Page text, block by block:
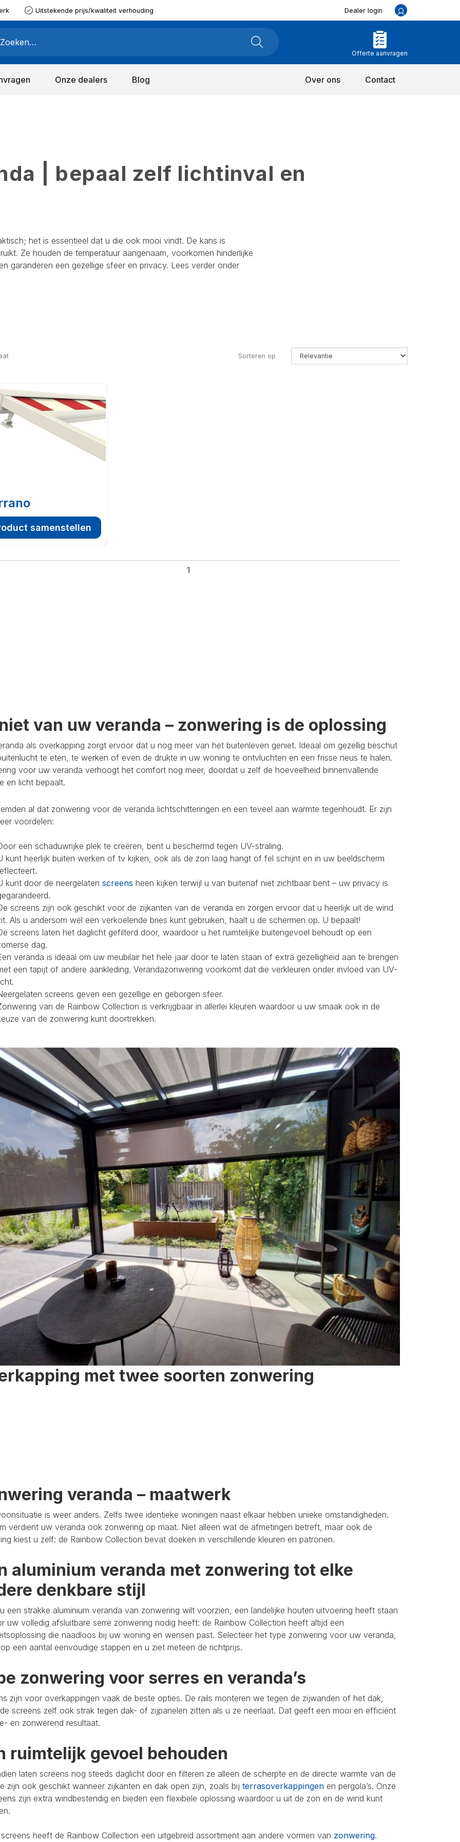
Uitstekende prijs/kwaliteit verhouding Dealer login
Offerte aanvragen
Onze dealers Blog Over ons Contact
| bepaal zelf lichtinval en
het is essentieel dat u die ook mooi vindt. De kans is
Ze houden de temperatuur aangenaam, voorkomen hinderlijke
garanderen een gezellige sfeer en privacy. Lees verder onder
Sorteren op
samenstellen
1
van uw veranda – zonwering is de oplossing
als overkapping zorgt ervoor dat u nog meer van het buitenleven geniet. Ideaal om gezellig beschut
te eten, te werken of even de drukte in uw woning te ontvluchten en een frisse neus te halen.
voor uw veranda verhoogt het comfort nog meer, doordat u zelf de hoeveelheid binnenvallende
en licht bepaalt.
al dat zonwering voor de veranda lichtschitteringen en een teveel aan warmte tegenhoudt. Er zijn
voordelen:
een schaduwrijke plek te creëren, bent u beschermd tegen UV-straling.
kunt heerlijk buiten werken of tv kijken, ook als de zon laag hangt of fel schijnt en in uw beeldscherm
kunt door de neergelaten screens heen kijken terwijl u van buitenaf niet zichtbaar bent – uw privacy is
screens zijn ook geschikt voor de zijkanten van de veranda en zorgen ervoor dat u heerlijk uit de wind
Als u andersom wel een verkoelende bries kunt gebruiken, haalt u de schermen op. U bepaalt!
screens laten het daglicht gefilterd door, waardoor u het ruimtelijke buitengevoel behoudt op een
dag.
veranda is ideaal om uw meubilair het hele jaar door te laten staan of extra gezelligheid aan te brengen
een tapijt of andere aankleding. Verandazonwering voorkomt dat die verkleuren onder invloed van UV-
screens geven een gezellige en geborgen sfeer.
van de Rainbow Collection is verkrijgbaar in allerlei kleuren waardoor u uw smaak ook in de
van de zonwering kunt doortrekken.
met twee soorten zonwering
veranda – maatwerk
is weer anders. Zelfs twee identieke woningen naast elkaar hebben unieke omstandigheden.
verdient uw veranda ook zonwering op maat. Niet alleen wat de afmetingen betreft, maar ook de
kiest u zelf: de Rainbow Collection bevat doeken in verschillende kleuren en patronen.
aluminium veranda met zonwering tot elke
denkbare stijl
een strakke aluminium veranda van zonwering wilt voorzien, een landelijke houten uitvoering heeft staan
uw volledig afsluitbare serre zonwering nodig heeft: de Rainbow Collection heeft altijd een
die naadloos bij uw woning en wensen past. Selecteer het type zonwering voor uw veranda,
een aantal eenvoudige stappen en u ziet meteen de richtprijs.
zonwering voor serres en veranda’s
zijn voor overkappingen vaak de beste opties. De rails monteren we tegen de zijwanden of het dak,
screens zelf ook strak tegen dak- of zijpanelen zitten als u ze neerlaat. Dat geeft een mooi en efficiënt
en zonwerend resultaat.
ruimtelijk gevoel behouden
laten screens nog steeds daglicht door en filteren ze alleen de scherpte en de directe warmte van de
zijn ook geschikt wanneer zijkanten en dak open zijn, zoals bij terrasoverkappingen en pergola’s. Onze
zijn extra windbestendig en bieden een flexibele oplossing waardoor u uit de zon en de wind kunt
heeft de Rainbow Collection een uitgebreid assortiment aan andere vormen van zonwering.